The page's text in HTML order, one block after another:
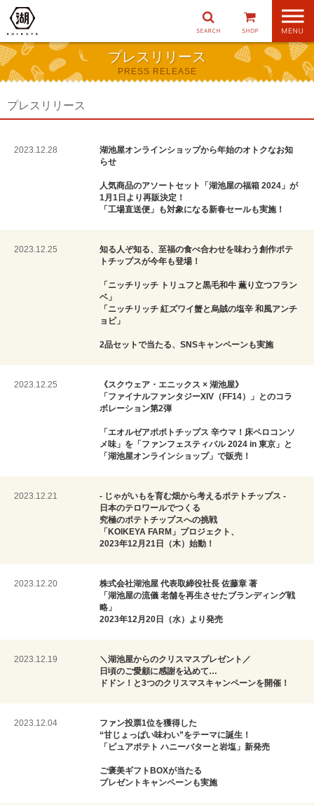
ナ
ゲ
ー
シ
ョ
プレスリリース
PRESS RELEASE
プレスリリース
2023.12.28
湖池屋オンラインショップから年始のオトクなお知
らせ
人気商品のアソートセット「湖池屋の福箱 2024」が
1月1日より再販決定！
「工場直送便」も対象になる新春セールも実施！
2023.12.25
知る人ぞ知る、至福の食べ合わせを味わう創作ポテ
トチップスが今年も登場！
「ニッチリッチ トリュフと黒毛和牛 薫り立つフラン
ベ」
「ニッチリッチ 紅ズワイ蟹と烏賊の塩辛 和風アンチ
ョビ」
2品セットで当たる、SNSキャンペーンも実施
2023.12.25
《スクウェア・エニックス × 湖池屋》
「ファイナルファンタジーXIV（FF14）」とのコラ
ボレーション第2弾
「エオルゼアポポトチップス 辛ウマ！床ペロコンソ
メ味」を「ファンフェスティバル 2024 in 東京」と
「湖池屋オンラインショップ」で販売！
2023.12.21
- じゃがいもを育む畑から考えるポテトチップス -
日本のテロワールでつくる
究極のポテトチップスへの挑戦
「KOIKEYA FARM」プロジェクト、
2023年12月21日（木）始動！
2023.12.20
株式会社湖池屋 代表取締役社長 佐藤章 著
「湖池屋の流儀 老舗を再生させたブランディング戦
略」
2023年12月20日（水）より発売
2023.12.19
＼湖池屋からのクリスマスプレゼント／
日頃のご愛顧に感謝を込めて…
ドドン！と3つのクリスマスキャンペーンを開催！
2023.12.04
ファン投票1位を獲得した
“甘じょっぱい味わい”をテーマに誕生！
「ピュアポテト ハニーバターと岩塩」新発売
ご褒美ギフトBOXが当たる
プレゼントキャンペーンも実施